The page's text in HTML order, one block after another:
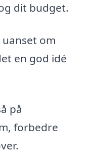
dit budget.
om
en god idé
på
forbedre